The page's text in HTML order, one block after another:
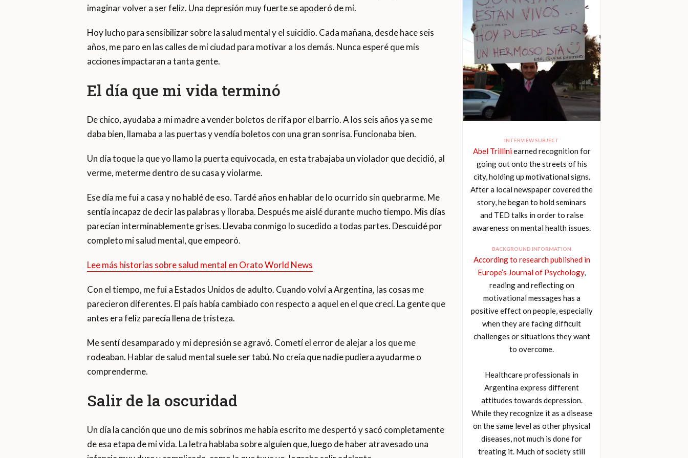
INTERVIEW SUBJECT
Abel Trilliniearned recognition for
going out onto the streets of his
city, holding up motivational signs.
After a local newspaper covered the
story, he began to hold seminars
and TED talks in order to raise
awareness on mental health issues.
BACKGROUND INFORMATION
According to research published in
Europe’s Journal of Psychology,
reading and reflecting on
motivational messages has a
positive effect on people, especially
when they are facing difficult
challenges or situations they want
to overcome.
Healthcare professionals in
Argentina express different
attitudes towards depression.
While they recognize it as a disease
on the same level as other physical
diseases, not much is done for
treating it. Much of society still
imaginar volver a ser feliz. Una depresión muy fuerte se apoderó de mí.
Hoy lucho para sensibilizar sobre la salud mental y el suicidio. Cada mañana, desde hace seis
años, me paro en las calles de mi ciudad para motivar a los demás. Nunca esperé que mis
acciones impactaran a tanta gente.
El día que mi vida terminó
De chico, ayudaba a mi madre a vender boletos de rifa por el barrio. A los seis años ya se me
daba bien, llamaba a las puertas y vendía boletos con una gran sonrisa. Funcionaba bien.
Un día toque la que yo llamo la puerta equivocada, en esta trabajaba un violador que decidió, al
verme, meterme dentro de su casa y violarme.
Ese día me fui a casa y no hablé de eso. Tardé años en hablar de lo ocurrido sin quebrarme. Me
sentía incapaz de decir las palabras y lloraba. Después me aislé durante mucho tiempo. Mis días
parecían interminablemente grises. Llevaba conmigo lo sucedido a todas partes. Descuidé por
completo mi salud mental, que empeoró.
Lee más historias sobre salud mental en Orato World News
Con el tiempo, me fui a Estados Unidos de adulto. Cuando volví a Argentina, las cosas me
parecieron diferentes. El país había cambiado con respecto a aquel en el que crecí. La gente que
antes era feliz parecía llena de tristeza.
Me sentí desamparado y mi depresión se agravó. Cometí el error de alejar a los que me
rodeaban. Hablar de salud mental suele ser tabú. No creía que nadie pudiera ayudarme o
comprenderme.
Salir de la oscuridad
Un día la canción que uno de mis sobrinos me había escrito me despertó y sacó completamente
de esa etapa de mi vida. La letra hablaba sobre alguien que, luego de haber atravesado una